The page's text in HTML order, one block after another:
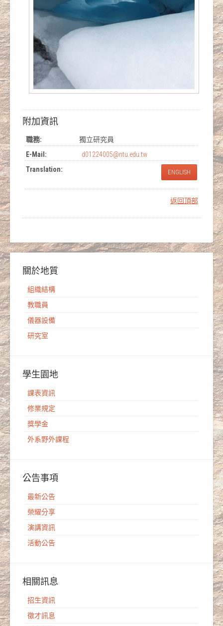
附加資訊
職務:
獨立研究員
E-Mail:
d01224005@ntu.edu.tw
Translation:
ENGLISH
返回頂部
關於地質
組織結構
教職員
儀器設備
研究室
學生園地
課表資訊
修業規定
獎學金
外系野外課程
公告事項
最新公告
榮耀分享
演講資訊
活動公告
相關訊息
招生資訊
徵才訊息